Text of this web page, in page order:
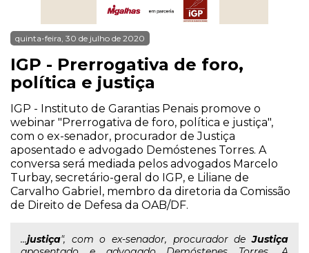
quinta-feira, 30 de julho de 2020
IGP - Prerrogativa de foro,
política e justiça
IGP - Instituto de Garantias Penais promove o
webinar "Prerrogativa de foro, política e justiça",
com o ex-senador, procurador de Justiça
aposentado e advogado Demóstenes Torres. A
conversa será mediada pelos advogados Marcelo
Turbay, secretário-geral do IGP, e Liliane de
Carvalho Gabriel, membro da diretoria da Comissão
de Direito de Defesa da OAB/DF.
...justiça", com o ex-senador, procurador deJustiça